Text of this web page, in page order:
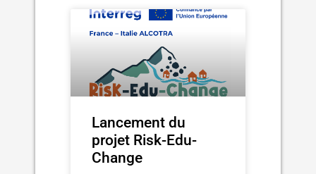
Lancement du
projet Risk-Edu-
Change